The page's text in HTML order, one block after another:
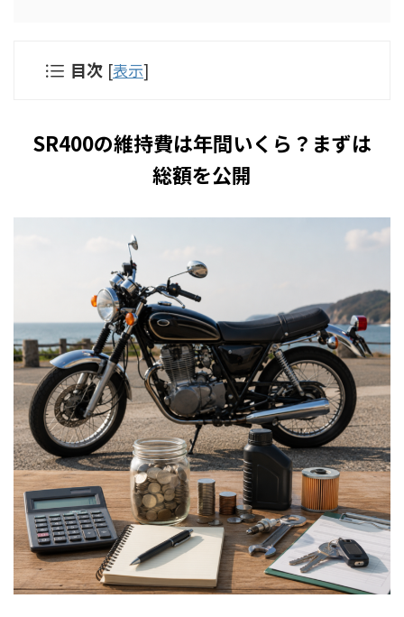
目次 [表示]
SR400の維持費は年間いくら？まずは
総額を公開